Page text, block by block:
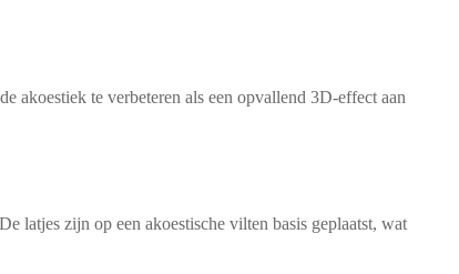
akoestiek te verbeteren als een opvallend 3D-effect aan
latjes zijn op een akoestische vilten basis geplaatst, wat